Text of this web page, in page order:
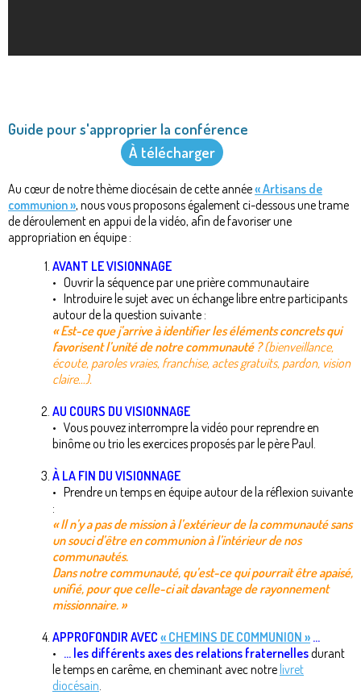
Guide pour s'approprier la conférence
À télécharger
Au cœur de notre thème diocésain de cette année« Artisans de
communion », nous vous proposons également ci-dessous une trame
de déroulement en appui de la vidéo, afin de favoriser une
appropriation en équipe :
AVANT LE VISIONNAGE
• Ouvrir la séquence par une prière communautaire
• Introduire le sujet avec un échange libre entre participants
autour de la question suivante :
« Est-ce que j’arrive à identifier les éléments concrets qui
favorisent l’unité de notre communauté ?(bienveillance,
écoute, paroles vraies, franchise, actes gratuits, pardon, vision
claire…).
AU COURS DU VISIONNAGE
• Vous pouvez i​​nterrompre la vidéo pour reprendre en
binôme ou trio les exercices proposés par le père Paul.
À LA FIN DU VISIONNAGE
• Prendre un temps en équipe autour de la réflexion suivante
:
« Il n’y a pas de mission à l’extérieur de la communauté sans
un souci d’être en communion à l’intérieur de nos
communautés.
Dans notre communauté, qu’est-ce qui pourrait être apaisé,
unifié, pour que celle-ci ait davantage de rayonnement
missionnaire. »
APPROFONDIR AVEC « CHEMINS DE COMMUNION » ...
• ... les différents axes des relations fraternellesdurant
le temps en carême, en cheminant avec notre livret
diocésain.